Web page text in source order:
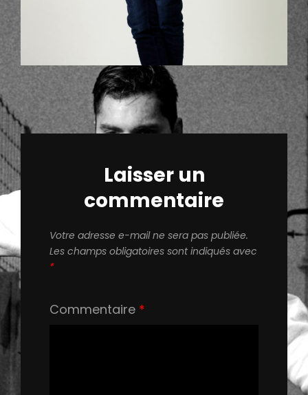
Laisser un
commentaire
Votre adresse e-mail ne sera pas publiée.
Les champs obligatoires sont indiqués avec
*
Commentaire *